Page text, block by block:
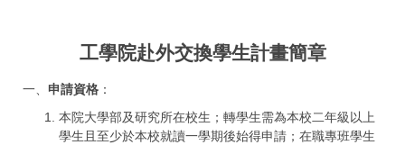
工學院赴外交換學生計畫簡章
一、 申請資格 ：
本院大學部及研究所在校生；轉學生需為本校二年級以上
學生且至少於本校就讀一學期後始得申請；在職專班學生